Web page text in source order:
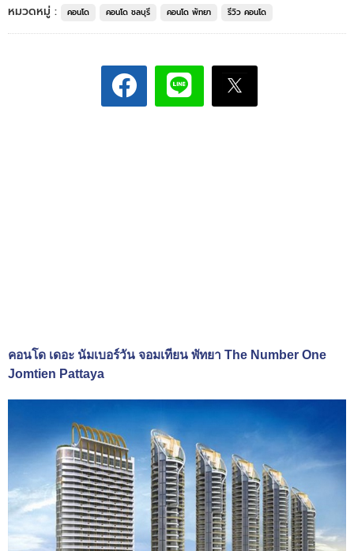
หมวดหมู่ :
คอนโด คอนโด ชลบุรี คอนโด พัทยา รีวิว คอนโด
คอนโด เดอะ นัมเบอร์วัน จอมเทียน พัทยา The Number One
Jomtien Pattaya